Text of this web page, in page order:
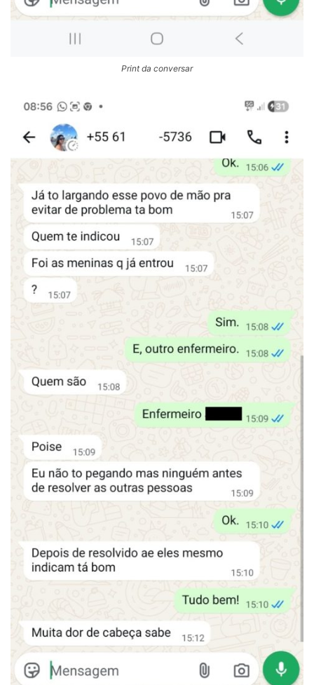
Print da conversar